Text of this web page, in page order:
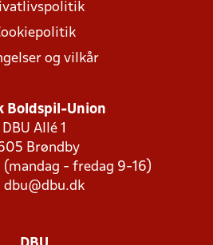
og vilkår
Boldspil-Union
DBU Allé 1
Brøndby
(mandag - fredag 9-16)
dbu@dbu.dk